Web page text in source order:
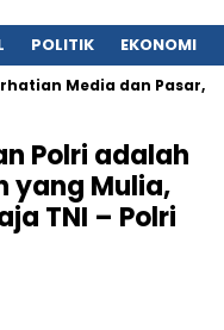
POLITIK EKONOMI
dan Pasar,
Polri adalah
yang Mulia,
TNI – Polri